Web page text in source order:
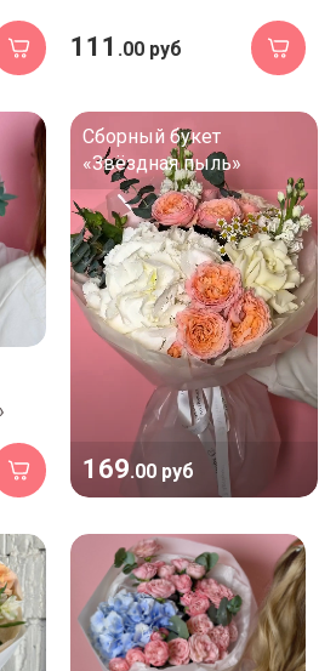
111 .00 руб
Сборный букет
«Звёздная пыль»
169.00 руб